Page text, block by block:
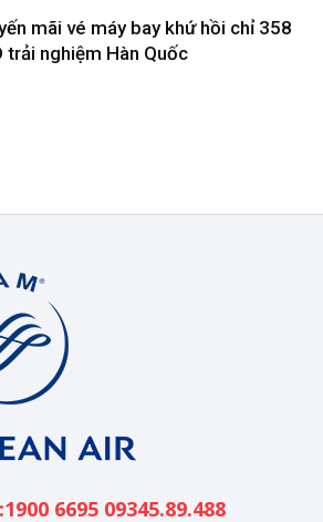
mãi vé máy bay khứ hồi chỉ 358
trải nghiệm Hàn Quốc
6695 09345.89.488